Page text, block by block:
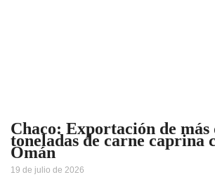
Chaco: Exportación de más
toneladas de carne caprina
Omán
19 de julio de 2026